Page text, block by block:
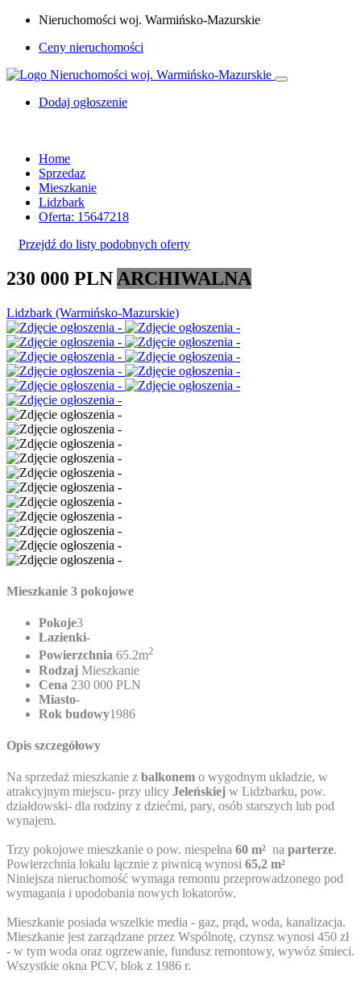
Nieruchomości woj. Warmińsko-Mazurskie
Ceny nieruchomości
Dodaj ogłoszenie
Home
Sprzedaz
Mieszkanie
Lidzbark
Oferta: 15647218
Przejdź do listy podobnych oferty
230 000 PLN ARCHIWALNA
Lidzbark (Warmińsko-Mazurskie)
Mieszkanie 3 pokojowe
Pokoje3
Łazienki-
Powierzchnia 65.2m2
Rodzaj Mieszkanie
Cena 230 000 PLN
Miasto-
Rok budowy1986
Opis szczegółowy
Na sprzedaż mieszkanie z balkonem o wygodnym układzie, w
atrakcyjnym miejscu- przy ulicy Jeleńskiej w Lidzbarku, pow.
działdowski- dla rodziny z dziećmi, pary, osób starszych lub pod
wynajem.
Trzy pokojowe mieszkanie o pow. niespełna 60 m² na parterze.
Powierzchnia lokalu łącznie z piwnicą wynosi 65,2 m²
Niniejsza nieruchomość wymaga remontu przeprowadzonego pod
wymagania i upodobania nowych lokatorów.
Mieszkanie posiada wszelkie media - gaz, prąd, woda, kanalizacja.
Mieszkanie jest zarządzane przez Wspólnotę, czynsz wynosi 450 zł
- w tym woda oraz ogrzewanie, fundusz remontowy, wywóz śmieci.
Wszystkie okna PCV, blok z 1986 r.